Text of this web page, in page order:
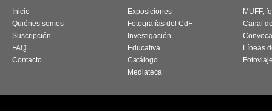
Inicio
Quiénes somos
Suscripción
FAQ
Contacto
Exposiciones
Fotografías del CdF
Investigación
Educativa
Catálogo
Mediateca
MUFF,
Canal
Líneas